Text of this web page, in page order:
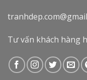
Tư vấn khách hàng